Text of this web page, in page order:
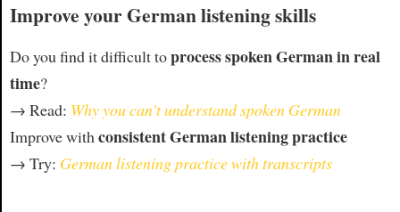
Improve your German listening skills
Do you find it difficult toprocess spoken German in real
time?
→ Read: Why you can't understand spoken German
Improve withconsistent German listening practice
→ Try: German listening practice with transcripts